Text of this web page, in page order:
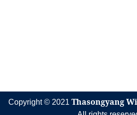
Copyright © 2021Thasongyang